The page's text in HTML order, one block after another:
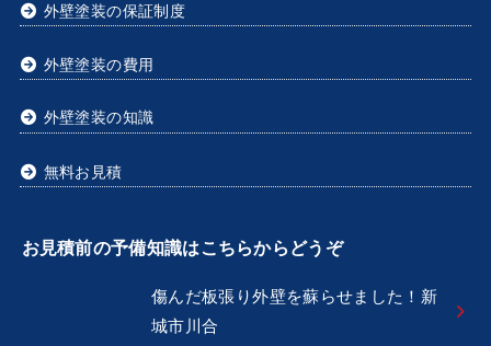
外壁塗装の保証制度
外壁塗装の費用
外壁塗装の知識
無料お見積
お見積前の予備知識はこちらからどうぞ
傷んだ板張り外壁を蘇らせました！新
城市川合